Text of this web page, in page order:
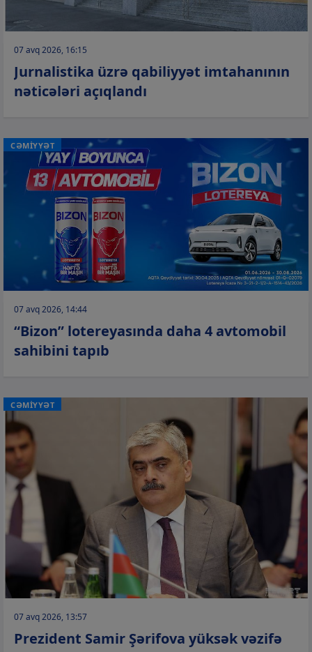
07 avq 2026, 16:15
Jurnalistika üzrə qabiliyyət imtahanının
nəticələri açıqlandı
CƏMİYYƏT
07 avq 2026, 14:44
“Bizon” lotereyasında daha 4 avtomobil
sahibini tapıb
CƏMİYYƏT
07 avq 2026, 13:57
Prezident Samir Şərifova yüksək vəzifə